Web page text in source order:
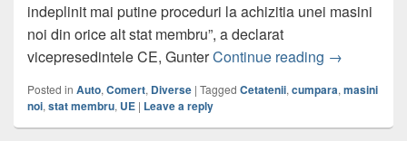
indeplinit mai putine proceduri la achizitia unei masini
noi din orice alt stat membru”, a declarat
vicepresedintele CE, GunterContinue reading Cetatenii
→
Posted in Auto, Comert, Diverse | Tagged Cetatenii, cumpara, masini
noi, stat membru, UE | Leave a reply